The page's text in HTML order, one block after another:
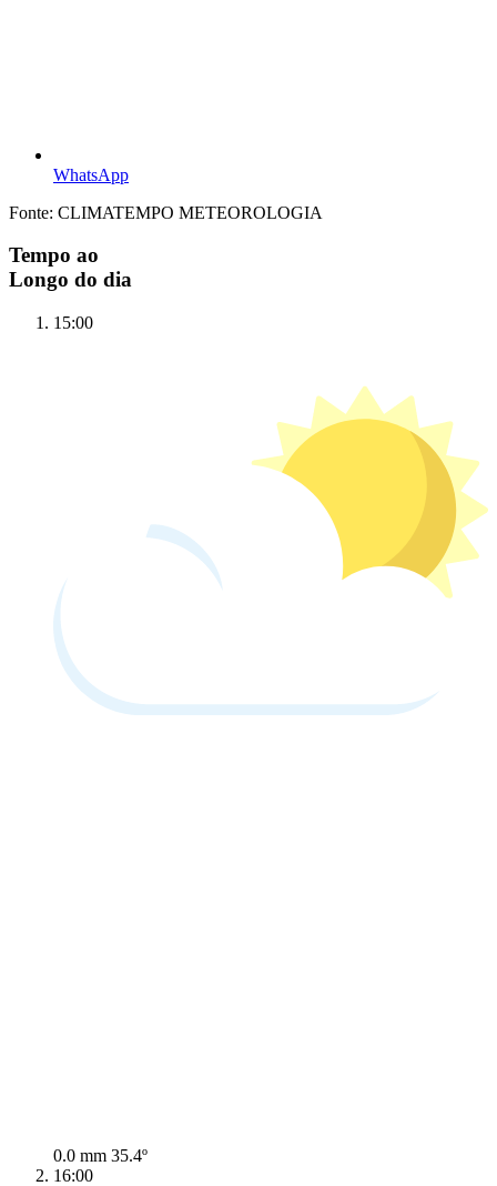
WhatsApp
Fonte: CLIMATEMPO METEOROLOGIA
Tempo ao
Longo do dia
15:00
0.0 mm 35.4º
16:00